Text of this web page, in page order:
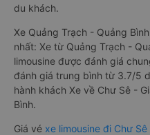
du khách.
Xe Quảng Trạch - Quảng
nhất: Xe từ Quảng Trạch -
limousine được đánh giá
đánh giá trung bình từ 3.7/5
hành khách Xe về Chư Sê -
Bình.
Giá vé xe limousine đi Chư